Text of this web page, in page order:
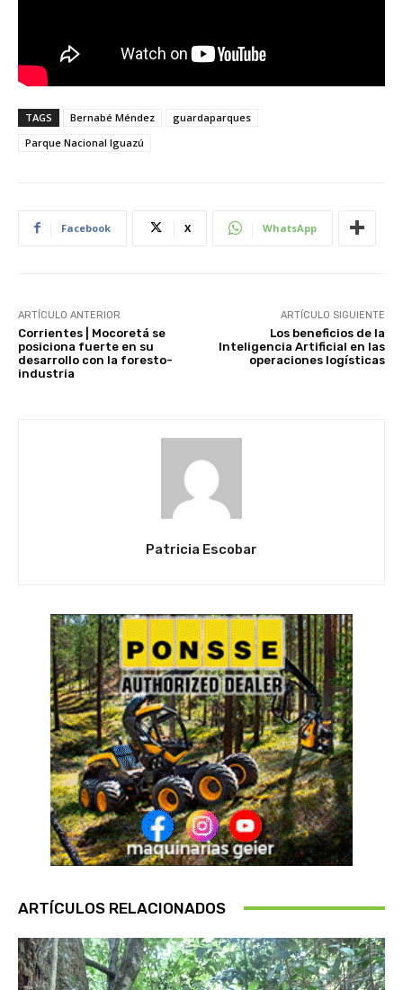
TAGS Bernabé Méndez
guardaparques
Parque Nacional Iguazú
Facebook X WhatsApp
ARTÍCULO ANTERIOR
Corrientes | Mocoretá se
posiciona fuerte en su
desarrollo con la foresto-
industria
ARTÍCULO SIGUIENTE
Los beneficios de la
Inteligencia Artificial en las
operaciones logísticas
Patricia Escobar
ARTÍCULOS RELACIONADOS